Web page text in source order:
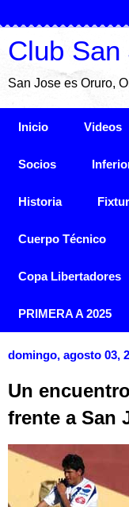
Club
San Jose es Oruro,
Inicio Videos
Socios
Historia
Cuerpo Técnico
Copa Libertadores
PRIMERA A 2025
domingo, agosto 03,
Un
frente a San